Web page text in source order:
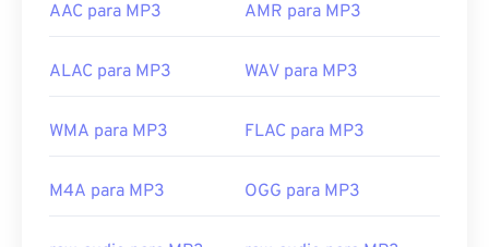
AAC para MP3 AMR para MP3
ALAC para MP3 WAV para MP3
WMA para MP3 FLAC para MP3
M4A para MP3 OGG para MP3